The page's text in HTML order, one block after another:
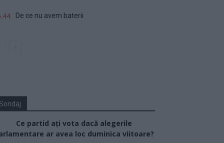
De ce nu avem baterii
Ce partid ați vota dacă alegerile
ar avea loc duminica viitoare?